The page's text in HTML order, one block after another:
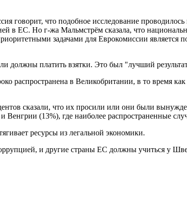
говорит, что подобное исследование
в ЕС. Но г-жа Мальмстрём сказала, что
задачами для Еврокомиссии является
должны платить взятки. Это был "лучший
распространена в Великобритании, в то время
сказали, что их просили или они были
(13%), где наиболее распространенные
ресурсы из легальной экономики.
и другие страны ЕС должны учиться у